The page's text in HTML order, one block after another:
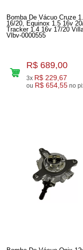
Bomba De Vácuo Cruze
16/20, Equinox 1.5 16v
Tracker 1.4 16v 17/20
Vlbv-0000555
R$ 689,00
3x R$ 229,67
ou R$ 654,55 no